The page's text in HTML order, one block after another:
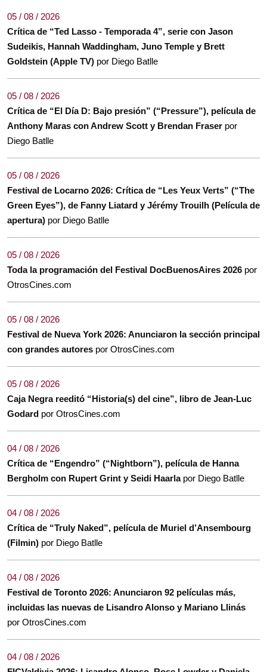
05 / 08 / 2026
Crítica de “Ted Lasso - Temporada 4”, serie con Jason
Sudeikis, Hannah Waddingham, Juno Temple y Brett
Goldstein (Apple TV) por Diego Batlle
05 / 08 / 2026
Crítica de “El Día D: Bajo presión” (“Pressure”), película de
Anthony Maras con Andrew Scott y Brendan Fraser por
Diego Batlle
05 / 08 / 2026
Festival de Locarno 2026: Crítica de “Les Yeux Verts” (“The
Green Eyes”), de Fanny Liatard y Jérémy Trouilh (Película de
apertura) por Diego Batlle
05 / 08 / 2026
Toda la programación del Festival DocBuenosAires 2026 por
OtrosCines.com
05 / 08 / 2026
Festival de Nueva York 2026: Anunciaron la sección principal
con grandes autores por OtrosCines.com
05 / 08 / 2026
Caja Negra reeditó “Historia(s) del cine”, libro de Jean-Luc
Godard por OtrosCines.com
04 / 08 / 2026
Crítica de “Engendro” (“Nightborn”), película de Hanna
Bergholm con Rupert Grint y Seidi Haarla por Diego Batlle
04 / 08 / 2026
Crítica de “Truly Naked”, película de Muriel d’Ansembourg
(Filmin) por Diego Batlle
04 / 08 / 2026
Festival de Toronto 2026: Anunciaron 92 películas más,
incluidas las nuevas de Lisandro Alonso y Mariano Llinás
por OtrosCines.com
04 / 08 / 2026